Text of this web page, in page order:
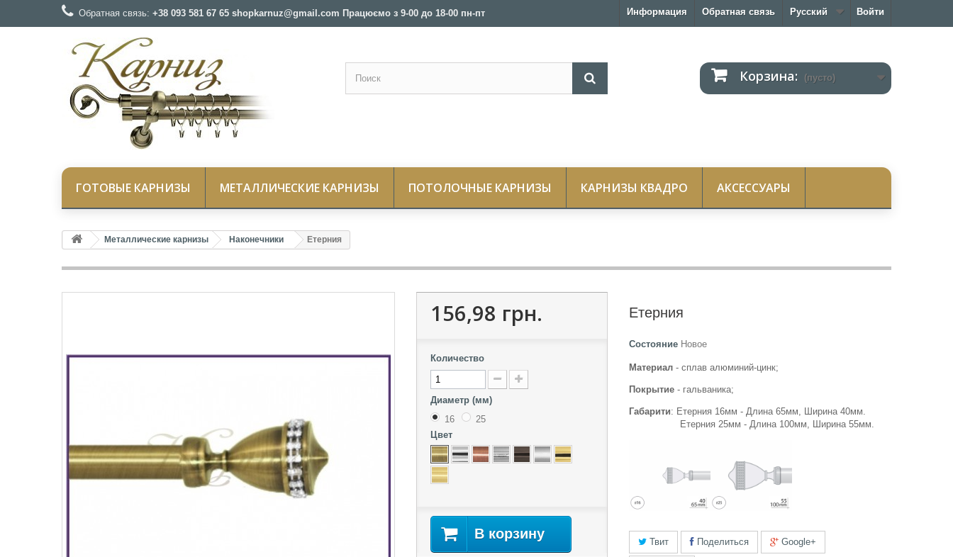
Войти
Русский
Обратная связь
Информация
Обратная связь: +38 093 581 67 65 shopkarnuz@gmail.com Працюємо з 9-00 до 18-00 пн-пт
Корзина: (пусто)
ГОТОВЫЕ КАРНИЗЫ МЕТАЛЛИЧЕСКИЕ КАРНИЗЫ ПОТОЛОЧНЫЕ КАРНИЗЫ КАРНИЗЫ КВАДРО АКСЕССУАРЫ
Металлические карнизы Наконечники Етерния
156,98 грн.
Количество
Диаметр (мм)
16
25
Цвет
В корзину
Етерния
Состояние Новое
Материал - сплав алюминий-цинк;
Покрытие - гальваника;
Габарити: Етерния 16мм - Длина 65мм, Ширина 40мм.
Етерния 25мм - Длина 100мм, Ширина 55мм.
Твит Поделиться Google+